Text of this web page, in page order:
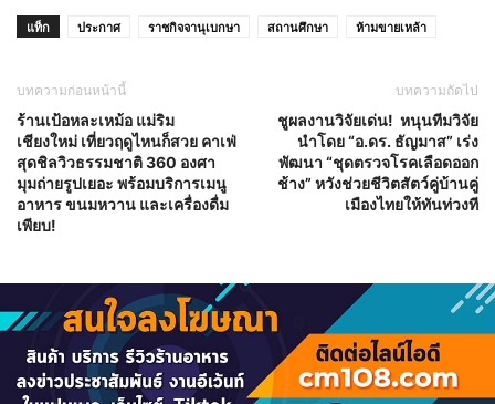
แท็ก ประกาศ ราชกิจจานุเบกษา สถานศึกษา ห้ามขายเหล้า
บทความก่อนหน้านี้
ร้านเป้อหละเหม้อ แม่ริม
เชียงใหม่ เที่ยวฤดูไหนก็สวย คาเฟ่
สุดชิลวิวธรรมชาติ 360 องศา
มุมถ่ายรูปเยอะ พร้อมบริการเมนู
อาหาร ขนมหวาน และเครื่องดื่ม
เพียบ!
บทความถัดไป
ชูผลงานวิจัยเด่น! หนุนทีมวิจัย
นำโดย “อ.ดร. ธัญมาส” เร่ง
พัฒนา “ชุดตรวจโรคเลือดออก
ช้าง” หวังช่วยชีวิตสัตว์คู่บ้านคู่
เมืองไทยให้ทันท่วงที